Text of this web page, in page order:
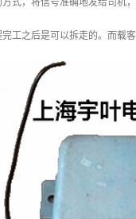
式，将信号准确地发给司机
工之后是可以拆走的。而载